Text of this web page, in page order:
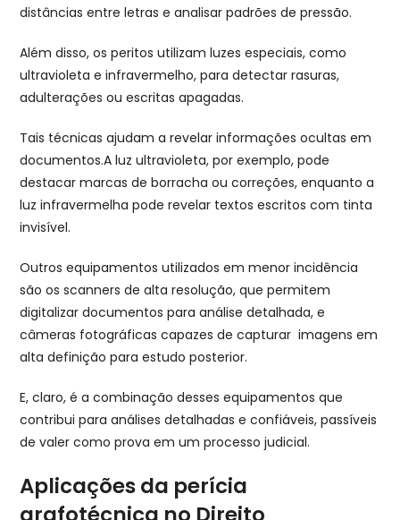
distâncias entre letras e analisar padrões de pressão.
Além disso, os peritos utilizam luzes especiais, como
ultravioleta e infravermelho, para detectar rasuras,
adulterações ou escritas apagadas.
Tais técnicas ajudam a revelar informações ocultas em
documentos.A luz ultravioleta, por exemplo, pode
destacar marcas de borracha ou correções, enquanto a
luz infravermelha pode revelar textos escritos com tinta
invisível.
Outros equipamentos utilizados em menor incidência
são os scanners de alta resolução, que permitem
digitalizar documentos para análise detalhada, e
câmeras fotográficas capazes de capturar imagens em
alta definição para estudo posterior.
E, claro, é a combinação desses equipamentos que
contribui para análises detalhadas e confiáveis, passíveis
de valer como prova em um processo judicial.
Aplicações da perícia
grafotécnica no Direito